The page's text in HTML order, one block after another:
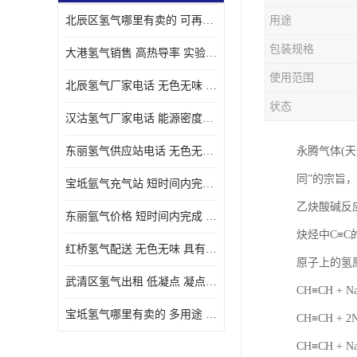
北辰区氢气哪里有卖的 可再生 实验室应用
大港氢气销售 高热导率 实验室应用
北辰氢气厂家电话 无色无味 凝点为-259
汉沽氢气厂家电话 能源密度高 储存和传输便利
东丽氢气供应站电话 无色无味 储存和传输便利
宝坻氩气充气站 短时间内完成 人员经过培训
东丽氩气价格 短时间内完成 物流管理优良
红桥氢气配送 无色无味 具有较低的密度
武清区氢气出租 低凝点 凝点为-259
宝坻氢气哪里有卖的 多用途 可以在空气中上升
用途
包装规格
使用范围
状态
永腾气体(
同”的宗旨
乙炔酸碱反
炔烃中C≡C
原子上的氢
CH≡CH +
CH≡CH +
CH≡CH +